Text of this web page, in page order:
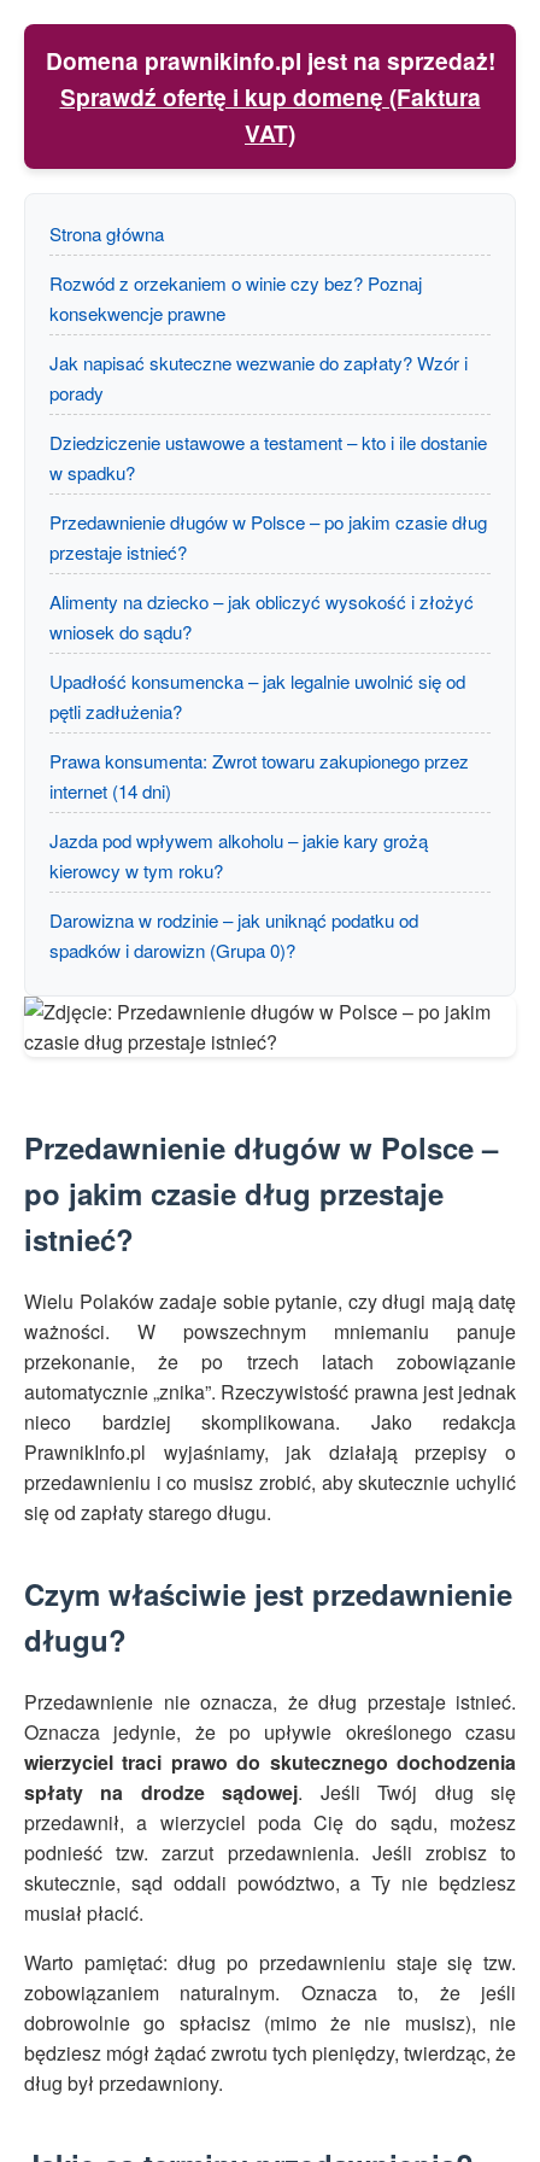
Domena prawnikinfo.pl jest na sprzedaż!
Sprawdź ofertę i kup domenę (Faktura
VAT)
Strona główna
Rozwód z orzekaniem o winie czy bez? Poznaj
konsekwencje prawne
Jak napisać skuteczne wezwanie do zapłaty? Wzór i
porady
Dziedziczenie ustawowe a testament – kto i ile dostanie
w spadku?
Przedawnienie długów w Polsce – po jakim czasie dług
przestaje istnieć?
Alimenty na dziecko – jak obliczyć wysokość i złożyć
wniosek do sądu?
Upadłość konsumencka – jak legalnie uwolnić się od
pętli zadłużenia?
Prawa konsumenta: Zwrot towaru zakupionego przez
internet (14 dni)
Jazda pod wpływem alkoholu – jakie kary grożą
kierowcy w tym roku?
Darowizna w rodzinie – jak uniknąć podatku od
spadków i darowizn (Grupa 0)?
Przedawnienie długów w Polsce –
po jakim czasie dług przestaje
istnieć?
Wielu Polaków zadaje sobie pytanie, czy długi mają datę
ważności. W powszechnym mniemaniu panuje
przekonanie, że po trzech latach zobowiązanie
automatycznie „znika”. Rzeczywistość prawna jest jednak
nieco bardziej skomplikowana. Jako redakcja
PrawnikInfo.pl wyjaśniamy, jak działają przepisy o
przedawnieniu i co musisz zrobić, aby skutecznie uchylić
się od zapłaty starego długu.
Czym właściwie jest przedawnienie
długu?
Przedawnienie nie oznacza, że dług przestaje istnieć.
Oznacza jedynie, że po upływie określonego czasu
wierzyciel traci prawo do skutecznego dochodzenia
spłaty na drodze sądowej. Jeśli Twój dług się
przedawnił, a wierzyciel poda Cię do sądu, możesz
podnieść tzw. zarzut przedawnienia. Jeśli zrobisz to
skutecznie, sąd oddali powództwo, a Ty nie będziesz
musiał płacić.
Warto pamiętać: dług po przedawnieniu staje się tzw.
zobowiązaniem naturalnym. Oznacza to, że jeśli
dobrowolnie go spłacisz (mimo że nie musisz), nie
będziesz mógł żądać zwrotu tych pieniędzy, twierdząc, że
dług był przedawniony.